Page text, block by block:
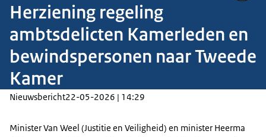
Herziening regeling
ambtsdelicten Kamerleden en
bewindspersonen naar Tweede
Kamer
Nieuwsbericht22-05-2026 | 14:29
Minister Van Weel (Justitie en Veiligheid) en minister Heerma